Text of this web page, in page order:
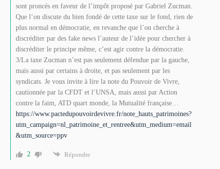
sont proncés en faveur de l’impôt proposé par Gabriel Zucman.
Que l’on discute du bien fondé de cette taxe sur le fond, rien de
plus normal en démocratie, en revanche que l’on cherche à
discréditer par des fake news l’auteur de l’idée pour chercher à
discréditer le principe même, c’est agir contre la démocratie.
3/La taxe Zucman n’est pas seulement défendue par la gauche,
mais aussi par certains à droite, et pas seulement par les
syndicats. Je vous invite à lire la note du Pouvoir de Vivre,
cautionnée par la CFDT et l’UNSA, mais aussi par Action
contre la faim, ATD quart monde, la Mutualité française…
https://www.pactedupouvoirdevivre.fr/note_hauts_patrimoines?
utm_campaign=nl_patrimoine_et_rentree&utm_medium=email
&utm_source=ppv
2 Répondre